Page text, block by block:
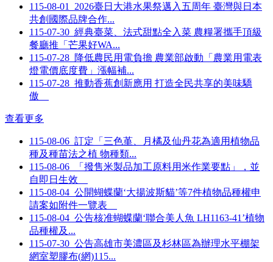
115-08-01
2026臺日大港水果祭邁入五周年 臺灣與日本
共創國際品牌合作...
115-07-30 經典臺菜、法式甜點全入菜 農糧署攜手頂級
餐廳推「芒果好WA...
115-07-28 降低農民用電負擔 農業部啟動「農業用電表
燈電價底度費」漲幅補...
115-07-28 推動香蕉創新應用 打造全民共享的美味驕
傲
查看更多
115-08-06 訂定「三色堇、月橘及仙丹花為適用植物品
種及種苗法之植 物種類...
115-08-06 「撥售米製品加工原料用米作業要點」，並
自即日生效
115-08-04 公開蝴蝶蘭‘大揚波斯貓’等7件植物品種權申
請案如附件一覽表
115-08-04 公告核准蝴蝶蘭‘聯合美人魚 LH1163-41’植物
品種權及...
115-07-30 公告高雄市美濃區及杉林區為辦理水平棚架
網室塑膠布(網)115...